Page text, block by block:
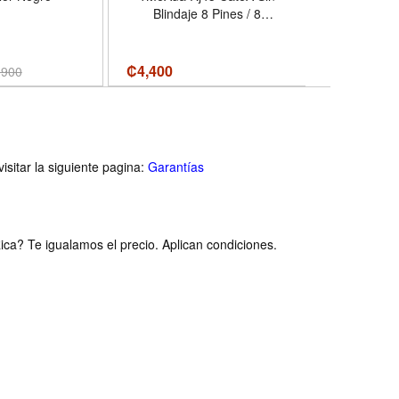
Blindaje 8 Pines / 8
₡4,400
la siguiente pagina: Garantías
Te igualamos el precio. Aplican condiciones.